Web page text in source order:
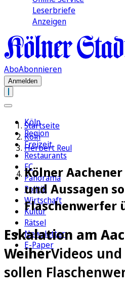
Leserbriefe
Anzeigen
AboAbonnieren
Anmelden
Köln
Region
Freizeit
Restaurants
FC
Panorama
Politik
Wirtschaft
Kultur
Rätsel
Newsletter
E-Paper
Startseite
Köln
Herbert Reul
Kölner
und Aussagen
Flaschenwerfer
Eskalation am
WeiherVideos
sollen